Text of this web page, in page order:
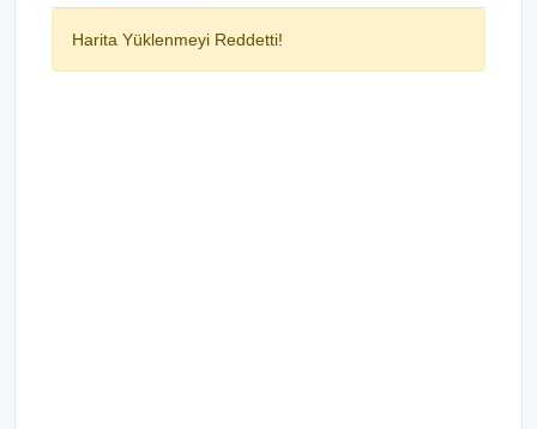
Harita Yüklenmeyi Reddetti!